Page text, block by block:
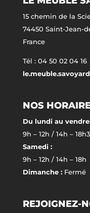
15 chemin de la
74450 Saint-Jean-
France
Tél : 04 50 02 04 16
NOS
Du lundi au
9h – 12h / 14h –
Samedi :
9h – 12h / 14h – 18h
Dimanche :Fermé
REJOIGNEZ-